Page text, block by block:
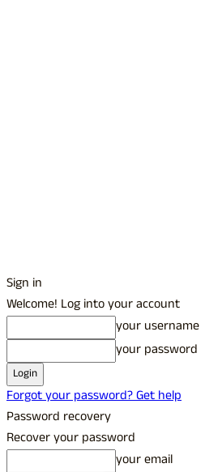
Sign in
Welcome! Log into your account
your username
your password
Forgot your password? Get help
Password recovery
Recover your password
your email